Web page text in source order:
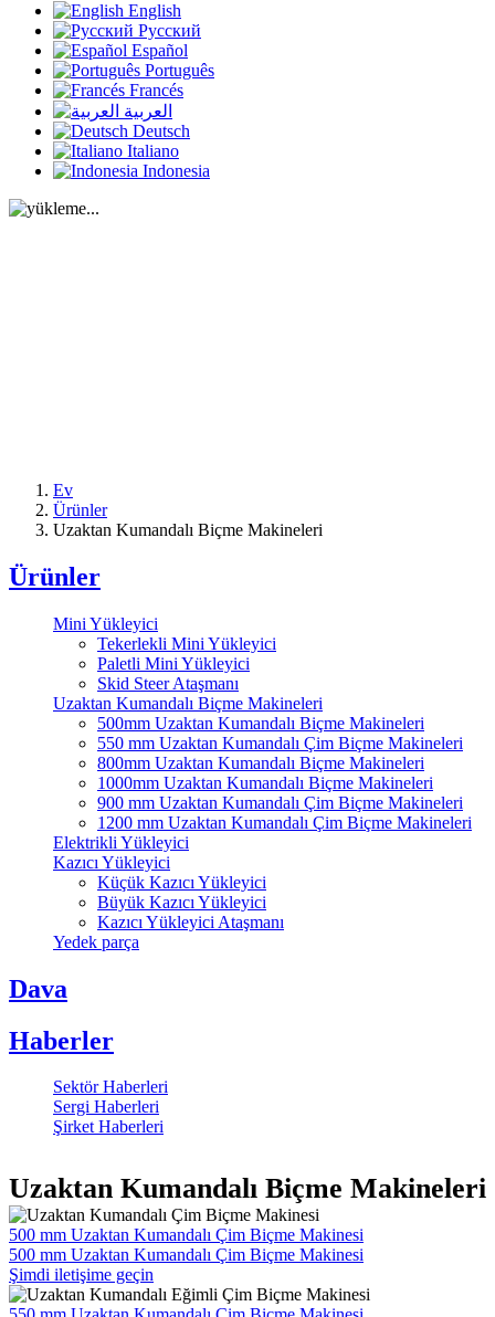
English
Русский
Español
Português
Francés
العربية
Deutsch
Italiano
Indonesia
Ev
Ürünler
Uzaktan Kumandalı Biçme Makineleri
Ürünler
Mini Yükleyici
Tekerlekli Mini Yükleyici
Paletli Mini Yükleyici
Skid Steer Ataşmanı
Uzaktan Kumandalı Biçme Makineleri
500mm Uzaktan Kumandalı Biçme Makineleri
550 mm Uzaktan Kumandalı Çim Biçme Makineleri
800mm Uzaktan Kumandalı Biçme Makineleri
1000mm Uzaktan Kumandalı Biçme Makineleri
900 mm Uzaktan Kumandalı Çim Biçme Makineleri
1200 mm Uzaktan Kumandalı Çim Biçme Makineleri
Elektrikli Yükleyici
Kazıcı Yükleyici
Küçük Kazıcı Yükleyici
Büyük Kazıcı Yükleyici
Kazıcı Yükleyici Ataşmanı
Yedek parça
Dava
Haberler
Sektör Haberleri
Sergi Haberleri
Şirket Haberleri
Uzaktan Kumandalı Biçme Makineleri
500 mm Uzaktan Kumandalı Çim Biçme Makinesi
500 mm Uzaktan Kumandalı Çim Biçme Makinesi
Şimdi iletişime geçin